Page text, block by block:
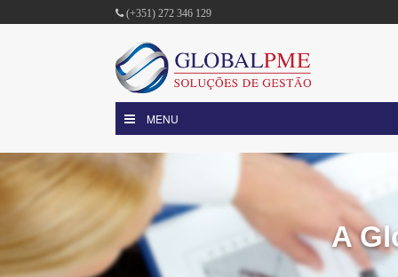
(+351) 272 346 129
MENU
A